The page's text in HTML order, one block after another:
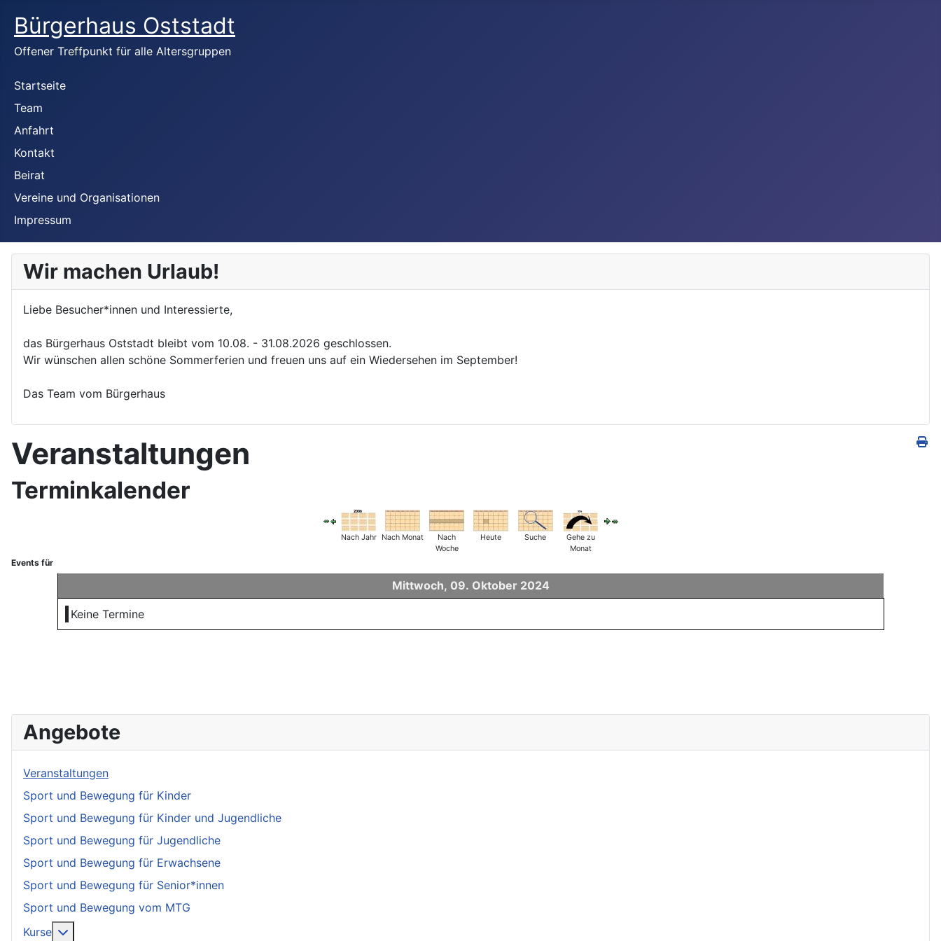
Bürgerhaus Oststadt
Offener Treffpunkt für alle Altersgruppen
Startseite
Team
Anfahrt
Kontakt
Beirat
Vereine und Organisationen
Impressum
Wir machen Urlaub!
Liebe Besucher*innen und Interessierte,
das Bürgerhaus Oststadt bleibt vom 10.08. - 31.08.2026 geschlossen.
Wir wünschen allen schöne Sommerferien und freuen uns auf ein Wiedersehen im September!
Das Team vom Bürgerhaus
Veranstaltungen
Terminkalender
Nach Jahr Nach Monat
Nach
Woche
Heute Suche
Gehe zu
Monat
Events für
Mittwoch, 09. Oktober 2024
Keine Termine
Angebote
Veranstaltungen
Sport und Bewegung für Kinder
Sport und Bewegung für Kinder und Jugendliche
Sport und Bewegung für Jugendliche
Sport und Bewegung für Erwachsene
Sport und Bewegung für Senior*innen
Sport und Bewegung vom MTG
Kurse